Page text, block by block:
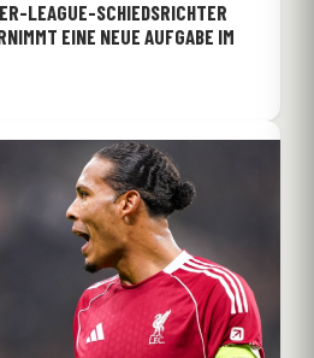
LEAGUE-SCHIEDSRICHTER
EINE NEUE AUFGABE IM